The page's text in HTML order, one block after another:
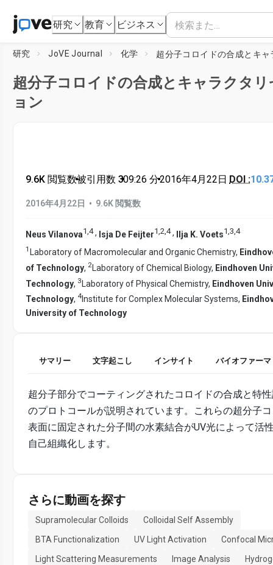
研究 教育 ビジネス
研究 JoVE Journal 化学
超分子コロイドの合成とキャラクタリ
ョン
9.6K 閲覧数•被引用数 3•09:26 分•2016年4月22日 DOI :
2016年4月22日 • 9.6K 閲覧数
Neus Vilanova1,4, Isja De Feijter1,2,4, Ilja K. Voets1,3,4
1 Laboratory of Macromolecular and Organic Chemistry,
of Technology, 2 Laboratory of Chemical Biology, Eindhoven
Technology, 3 Laboratory of Physical Chemistry, Eindhoven
Technology, 4 Institute for Complex Molecular Systems,
University of Technology
サマリー 文字起こし インサイト バイオファー
超分子部分でコーティングされたコロイドの合成と特
のプロトコールが説明されています。これらの超分子
表面に固定された分子間の水素結合がUV光によって活
自己組織化します。
さらに動画を探す
Supramolecular Colloids
Colloidal Self Assembly
BTA Functionalization
UV Light Activation
Confocal
Light Scattering Measurements
Image Analysis